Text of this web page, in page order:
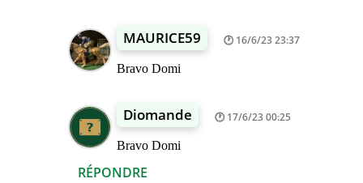
RÉPONDRE
MAURICE59 16/6/23 23:37
Bravo Domi
Diomande 17/6/23 00:25
Bravo Domi